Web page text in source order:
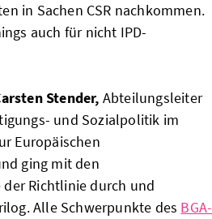
in Sachen CSR nachkommen.
auch für nicht IPD-
Stender, Abteilungsleiter
und Sozialpolitik im
Europäischen
ging mit den
Richtlinie durch und
Alle Schwerpunkte des BGA-